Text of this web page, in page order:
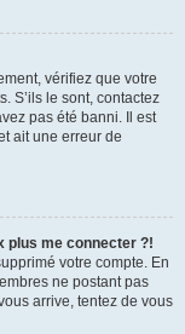
vérifiez que votre
S’ils le sont, contactez
pas été banni. Il est
ait une erreur de
plus me connecter ?!
votre compte. En
ne postant pas
arrive, tentez de vous